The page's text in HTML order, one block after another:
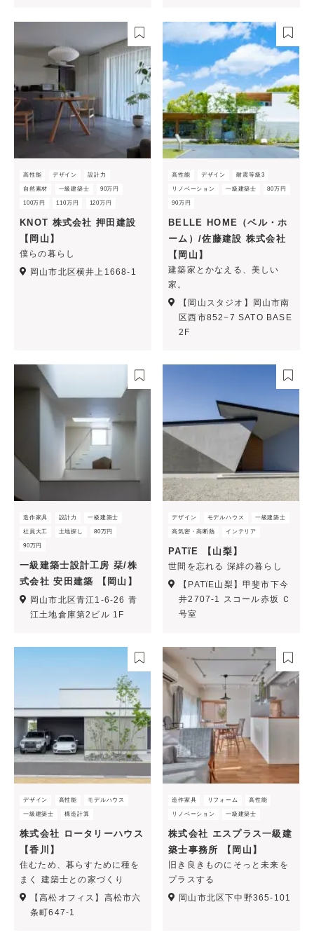
高性能 デザイン 設計力
自然素材 一級建築士 90万円
100万円 110万円 120万円
KNOT 株式会社 押田建設
【岡山】
僕らの暮らし
岡山市北区横井上1668-1
高性能 デザイン 耐震等級3
リノベーション 一級建築士 80万円
90万円
BELLE HOME（ベル・ホ
ーム）/佐藤建設 株式会社
【岡山】
建築家とかなえる、美しい
家。
【岡山スタジオ】岡山市南
区西市852−7 SATO BASE
2F
造作家具 設計力 一級建築士
社員大工 土地探し 80万円
90万円
一級建築士設計工房 栞/株
式会社 安田建築 【岡山】
岡山市北区青江1-6-26 青
江土地倉庫第2ビル 1F
デザイン モデルハウス 一級建築士
高気密・高断熱 インテリア
PATïE 【山梨】
世間を忘れる 深絆の暮らし
【PATïE山梨】甲斐市下今
井2707-1 スコール赤坂 Ｃ
号室
デザイン 高性能 モデルハウス
一級建築士 構造計算
株式会社 ロータリーハウス
【香川】
住むため、暮らすために種を
まく 建築士との家づくり
【高松オフィス】高松市六
条町647-1
造作家具 リフォーム 高性能
リノベーション 一級建築士
株式会社 エスプラス一級建
築士事務所 【岡山】
旧き良きものにそっと未来を
プラスする
岡山市北区下中野365-101